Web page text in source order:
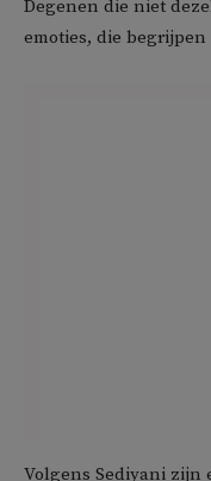
Degenen die niet
emoties, die begrijpen
Volgens Sediyani zijn